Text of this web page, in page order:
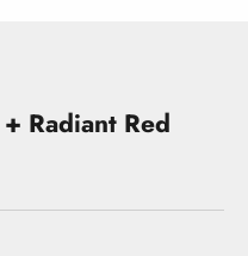
Radiant Red